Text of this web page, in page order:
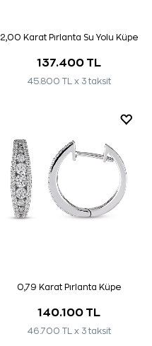
2,00 Karat Pırlanta Su Yolu Küpe
137.400 TL
45.800 TL x 3 taksit
0,79 Karat Pırlanta Küpe
140.100 TL
46.700 TL x 3 taksit